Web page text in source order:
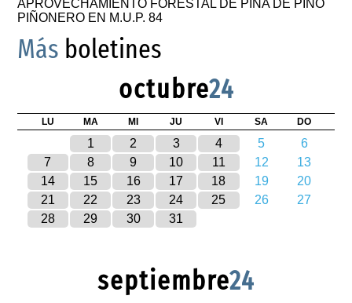
APROVECHAMIENTO FORESTAL DE PIÑA DE PINO
PIÑONERO EN M.U.P. 84
Más boletines
octubre24
LU MA MI JU VI SA DO
1 2 3 4 5
6
7
8 9 10 11 12
13
14
15 16 17 18 19
20
21
22 23 24 25 26
27
28
29 30 31
septiembre24